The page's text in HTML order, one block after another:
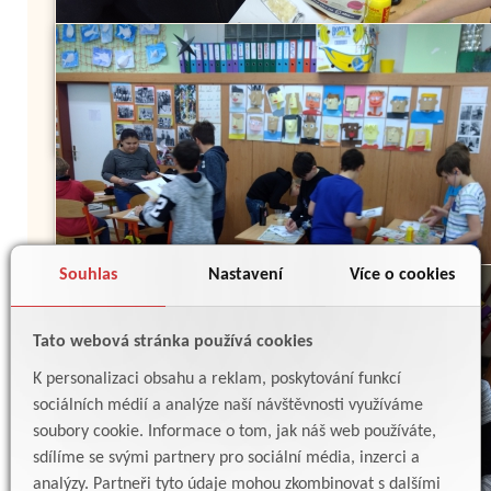
Souhlas Nastavení Více o cookies
Tato webová stránka používá cookies
K personalizaci obsahu a reklam, poskytování funkcí
sociálních médií a analýze naší návštěvnosti využíváme
soubory cookie. Informace o tom, jak náš web používáte,
sdílíme se svými partnery pro sociální média, inzerci a
analýzy. Partneři tyto údaje mohou zkombinovat s dalšími